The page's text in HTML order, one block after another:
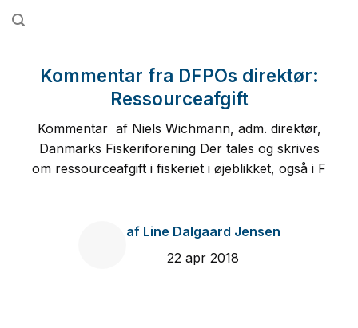
Fortsæt
Kommentar fra DFPOs direktør:
Ressourceafgift
Kommentar af Niels Wichmann, adm. direktør,
Danmarks Fiskeriforening Der tales og skrives
om ressourceafgift i fiskeriet i øjeblikket, også i F
afLine Dalgaard Jensen
22 apr 2018